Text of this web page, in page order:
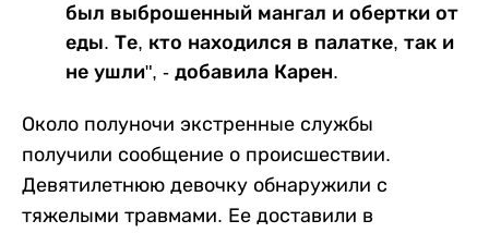
был выброшенный мангал и обертки от
еды. Те, кто находился в палатке, так и
не ушли", - добавила Карен.
Около полуночи экстренные службы
получили сообщение о происшествии.
Девятилетнюю девочку обнаружили с
тяжелыми травмами. Ее доставили в